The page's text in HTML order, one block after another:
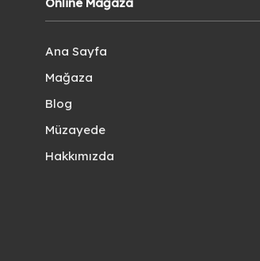
Ana Sayfa
Mağaza
Blog
Müzayede
Hakkımızda